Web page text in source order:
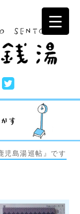
児島湯巡帖』です！